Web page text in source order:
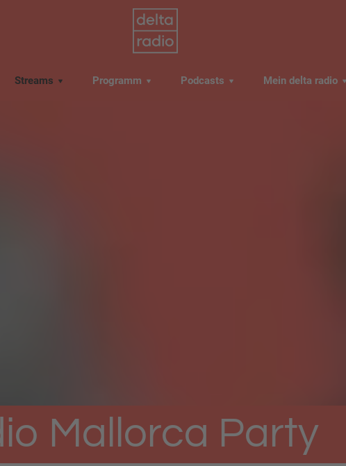
Streams Programm Podcasts Mein delta radio
Mallorca Party